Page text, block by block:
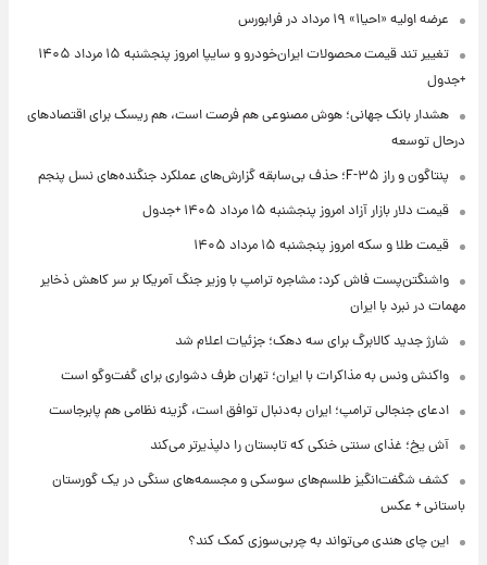
عرضه اولیه «احیا۱» ۱۹ مرداد در فرابورس
تغییر تند قیمت محصولات ایران‌خودرو و سایپا امروز پنجشنبه ۱۵ مرداد ۱۴۰۵
+جدول
هشدار بانک جهانی؛ هوش مصنوعی هم فرصت است، هم ریسک برای اقتصادهای
درحال توسعه
پنتاگون و راز F-۳۵؛ حذف بی‌سابقه گزارش‌های عملکرد جنگنده‌های نسل پنجم
قیمت دلار بازار آزاد امروز پنجشنبه ۱۵ مرداد ۱۴۰۵ +جدول
قیمت طلا و سکه امروز پنجشنبه ۱۵ مرداد ۱۴۰۵
واشنگتن‌پست فاش کرد: مشاجره ترامپ با وزیر جنگ آمریکا بر سر کاهش ذخایر
مهمات در نبرد با ایران
شارژ جدید کالابرگ برای سه دهک؛ جزئیات اعلام شد
واکنش ونس به مذاکرات با ایران؛ تهران طرف دشواری برای گفت‌وگو است
ادعای جنجالی ترامپ؛ ایران به‌دنبال توافق است، گزینه نظامی هم پابرجاست
آش یخ؛ غذای سنتی خنکی که تابستان را دلپذیرتر می‌کند
کشف شگفت‌انگیز طلسم‌های سوسکی و مجسمه‌های سنگی در یک گورستان
باستانی + عکس
این چای هندی می‌تواند به چربی‌سوزی کمک کند؟